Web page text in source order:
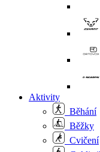
Aktivity
Běhání
Běžky
Cvičení